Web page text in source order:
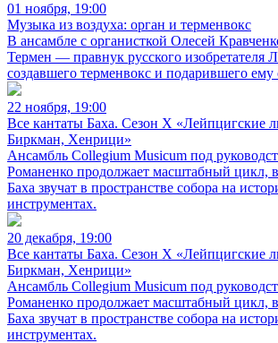
01 ноября, 19:00
Музыка из воздуха: орган и терменвокс
В ансамбле с органисткой Олесей
Термен — правнук русского изобретателя
создавшего терменвокс и подарившего ему
22 ноября, 19:00
Все кантаты Баха. Сезон X «Лейпцигские
Биркман, Хенрици»
Ансамбль Collegium Musicum под
Романенко продолжает масштабный цикл,
Баха звучат в пространстве собора на
инструментах.
20 декабря, 19:00
Все кантаты Баха. Сезон X «Лейпцигские
Биркман, Хенрици»
Ансамбль Collegium Musicum под
Романенко продолжает масштабный цикл,
Баха звучат в пространстве собора на
инструментах.